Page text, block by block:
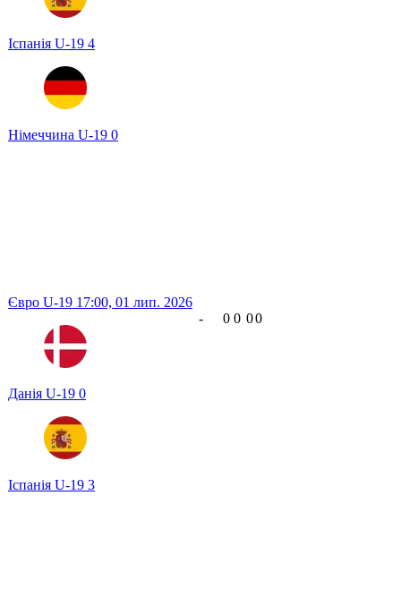
Іспанія U-19 4
Німеччина U-19 0
Євро U-19 17:00, 01 лип. 2026
Данія U-19 0
Іспанія U-19 3
- 0 0 00